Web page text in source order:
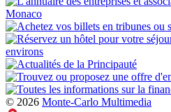
© 2026 Monte-Carlo Multimedia